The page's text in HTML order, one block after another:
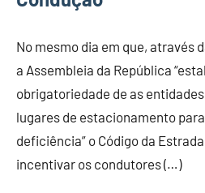
No mesmo dia em que, através
a Assembleia da República
obrigatoriedade de as
lugares de estacionamento
deficiência” o Código da
incentivar os condutores (…)